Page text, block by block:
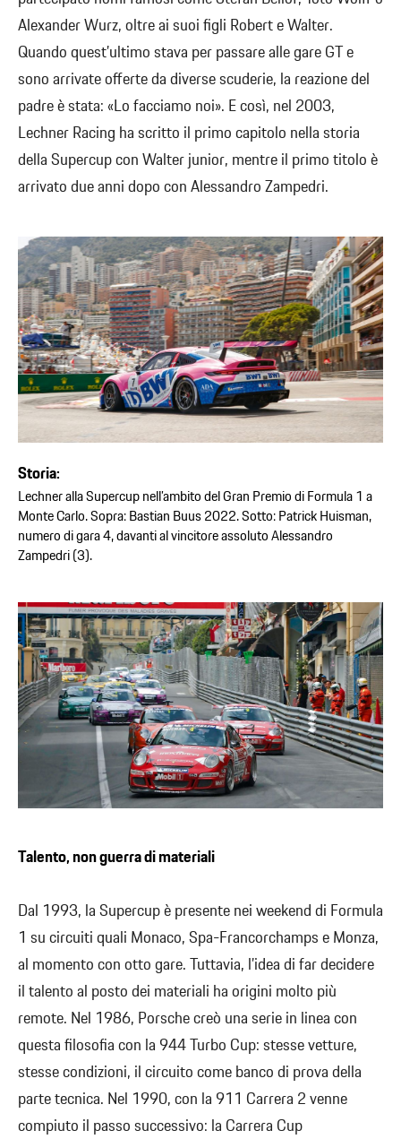
Alexander Wurz, oltre ai suoi figli Robert e Walter.
Quando quest’ultimo stava per passare alle gare GT e
sono arrivate offerte da diverse scuderie, la reazione del
padre è stata: «Lo facciamo noi». E così, nel 2003,
Lechner Racing ha scritto il primo capitolo nella storia
della Supercup con Walter junior, mentre il primo titolo è
arrivato due anni dopo con Alessandro Zampedri.
Storia:
Lechner alla Supercup nell’ambito del Gran Premio di Formula 1 a
Monte Carlo. Sopra: Bastian Buus 2022. Sotto: Patrick Huisman,
numero di gara 4, davanti al vincitore assoluto Alessandro
Zampedri (3).
Talento, non guerra di materiali
Dal 1993, la Supercup è presente nei weekend di Formula
1 su circuiti quali Monaco, Spa-Francorchamps e Monza,
al momento con otto gare. Tuttavia, l’idea di far decidere
il talento al posto dei materiali ha origini molto più
remote. Nel 1986, Porsche creò una serie in linea con
questa filosofia con la 944 Turbo Cup: stesse vetture,
stesse condizioni, il circuito come banco di prova della
parte tecnica. Nel 1990, con la 911 Carrera 2 venne
compiuto il passo successivo: la Carrera Cup